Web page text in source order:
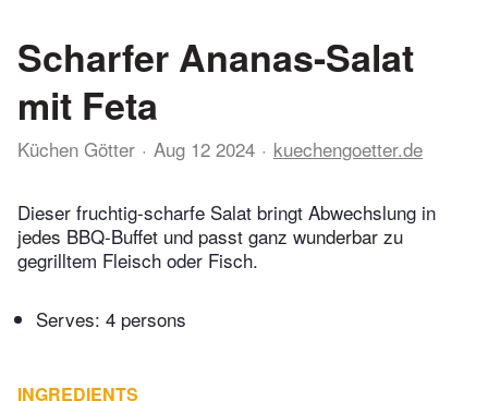
Scharfer Ananas-Salat
mit Feta
Küchen Götter Aug 12 2024 kuechengoetter.de
Dieser fruchtig-scharfe Salat bringt Abwechslung in
jedes BBQ-Buffet und passt ganz wunderbar zu
gegrilltem Fleisch oder Fisch.
Serves: 4 persons
INGREDIENTS